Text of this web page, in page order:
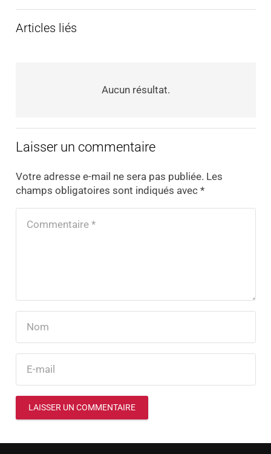
Articles liés
Aucun résultat.
Laisser un commentaire
Votre adresse e-mail ne sera pas publiée. Les
champs obligatoires sont indiqués avec *
LAISSER UN COMMENTAIRE